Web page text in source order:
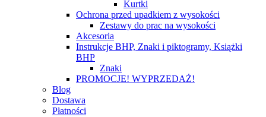
Kurtki
Ochrona przed upadkiem z wysokości
Zestawy do prac na wysokości
Akcesoria
Instrukcje BHP, Znaki i piktogramy, Książki
BHP
Znaki
PROMOCJE! WYPRZEDAŻ!
Blog
Dostawa
Płatności